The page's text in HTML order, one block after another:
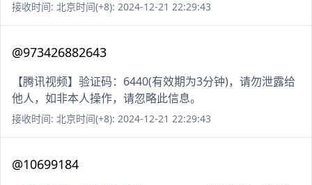
接收时间: 北京时间(+8): 2024-12-21 22:29:43
@973426882643
【腾讯视频】验证码：6440(有效期为3分钟)，请勿泄露给
他人，如非本人操作，请忽略此信息。
接收时间: 北京时间(+8): 2024-12-21 22:29:43
@10699184